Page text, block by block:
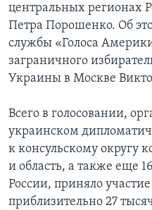
центральных регионах
Петра Порошенко. Об
службы «Голоса
заграничного
Украины в Москве
Всего в голосовании,
украинском
к консульскому округу
и область, а также еще
России, приняло
приблизительно 27